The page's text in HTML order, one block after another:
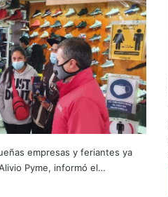
empresas y feriantes ya
Pyme, informó el…